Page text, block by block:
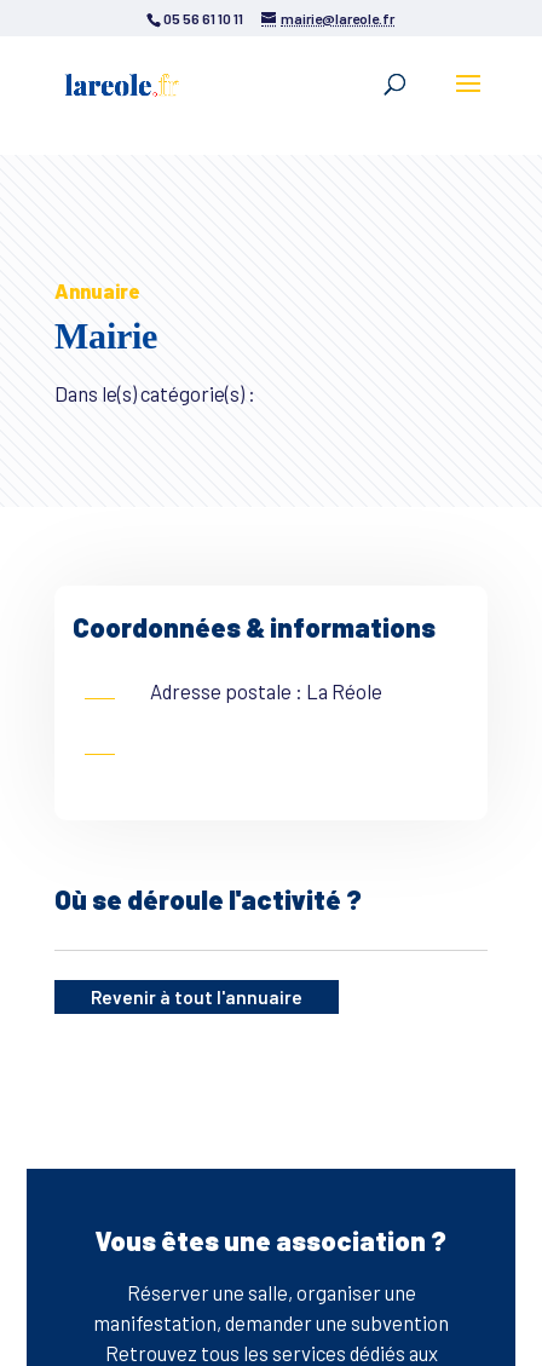
05 56 61 10 11 mairie@lareole.fr
Annuaire
Mairie
Dans le(s) catégorie(s) :
Coordonnées & informations
Adresse postale : La Réole
Où se déroule l'activité ?
Revenir à tout l'annuaire
Vous êtes une association ?
Réserver une salle, organiser une
manifestation, demander une subvention
Retrouvez tous les services dédiés aux